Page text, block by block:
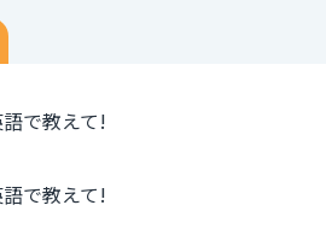
で教えて!
で教えて!